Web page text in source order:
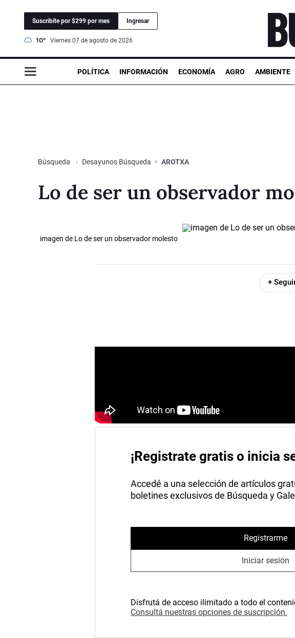
Suscribite por $299 por mes Ingresar
10° viernes 07 de agosto de 2026
POLÍTICA INFORMACIÓN ECONOMÍA AGRO AMBIENTE
Búsqueda Desayunos Búsqueda AROTXA
Lo de ser un observador
imagen de Lo de ser un observador molesto
+
¡Registrate gratis o inicia
Accedé a una selección de artículos
boletines exclusivos de Búsqueda y
Registrarme
Iniciar sesión
Disfrutá de acceso ilimitado a todo el
Consultá nuestras opciones de suscripción.